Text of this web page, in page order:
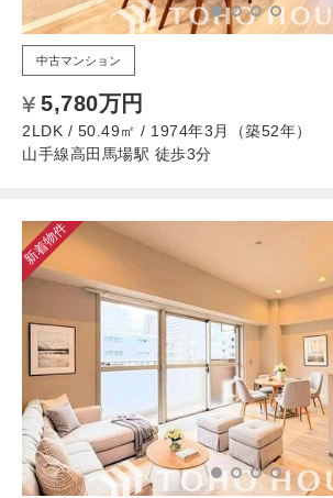
中古マンション
5,780万円
2LDK / 50.49㎡ / 1974年3月（築52年）
山手線高田馬場駅 徒歩3分
新着物件